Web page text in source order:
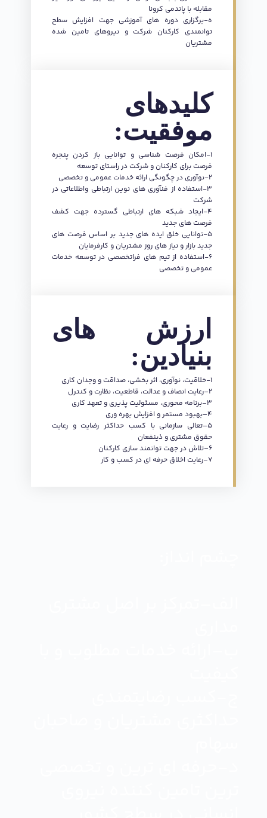
مقابله با پاندمی کرونا
ه-برگزاری دوره های آموزشی جهت افزایش سطح
توانمندی کارکنان شرکت و نیروهای تامین شده
مشتریان
کليدهای
موفقيت:
1-امکان فرصت شناسی و توانايی باز كردن پنجره
فرصت برای کارکنان و شرکت در راستای توسعه
2-نوآوری در چگونگی ارائه خدمات عمومی و تخصصی
3-استفاده از فنآوری های نوين ارتباطی واطلاعاتی در
شرکت
4-ايجاد شبكه های ارتباطی گسترده جهت كشف
فرصت های جديد
5-توانايی خلق ايده های جديد بر اساس فرصت های
جديد بازار و نياز های روز مشتريان و کارفرمایان
6-استفاده از تيم های فراتخصصی در توسعه خدمات
عمومی و تخصصی
ارزش های
بنیادین:
1-خلاقیت، نوآوری، اثر بخشی، صداقت و وجدان کاری
2–رعایت انصاف و عدالت، قاطعیت، نظارت و کنترل
3–برنامه محوری، مسئولیت پذیری و تعهد کاری
4–بهبود مستمر و افزایش بهره وری
5–تعالی سازمانی با کسب حداکثر رضایت و رعایت
حقوق مشتری و ذینفعان
6–تلاش در جهت توانمند سازی کارکنان
7–رعایت اخلاق حرفه ای در کسب و کار